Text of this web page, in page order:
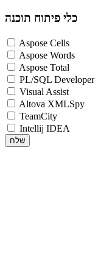
כלי פיתוח תוכנה
Aspose Cells
Aspose Words
Aspose Total
PL/SQL Developer
Visual Assist
Altova XMLSpy
TeamCity
Intellij IDEA